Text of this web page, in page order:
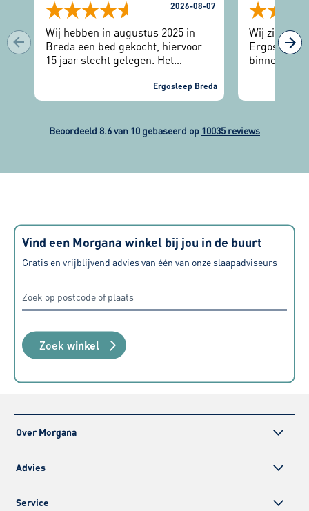
2026-08-07
Wij hebben in augustus 2025 in
Breda een bed gekocht, hiervoor
15 jaar slecht gelegen. Het
veel keuzemogelijkheden. Na een
paar maanden hebben wij 1
tevreden. Na bijna 1 jaar doe ik nu
finishing touch kan bereiken. Zeer
Ergosleep Breda
Wij zijn erg
Ergosleep.
nieuwe
gekregen
Beoordeeld 8.6 van 10 gebaseerd op 10035 reviews
Vind een Morgana winkel bij jou in de buurt
Gratis en vrijblijvend advies van één van onze slaapadviseurs
Zoek winkel
Over Morgana
Advies
Service